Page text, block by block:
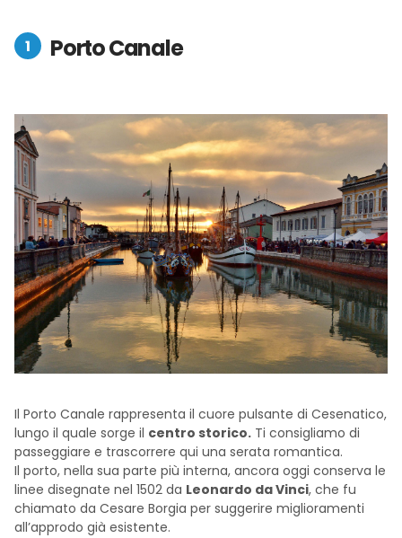
Porto Canale
Il Porto Canale rappresenta il cuore pulsante di Cesenatico,
lungo il quale sorge il centro storico. Ti consigliamo di
passeggiare e trascorrere qui una serata romantica.
Il porto, nella sua parte più interna, ancora oggi conserva le
linee disegnate nel 1502 da Leonardo da Vinci, che fu
chiamato da Cesare Borgia per suggerire miglioramenti
all’approdo già esistente.